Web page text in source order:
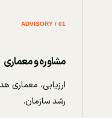
01 / ADVISORY
مشاوره و معماری
ارزیابی، معماری
رشد سازمان.